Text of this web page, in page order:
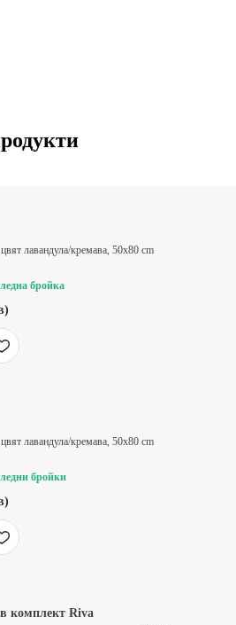
лавандула/кремава, 50x80 cm
бройка
лавандула/кремава, 50x80 cm
бройки
комплект Riva